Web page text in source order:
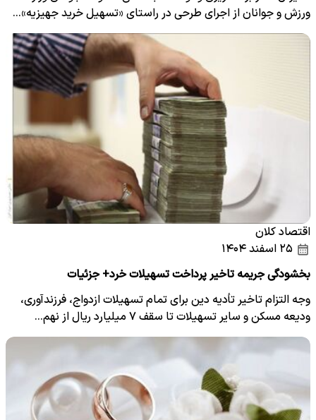
ورزش و جوانان از اجرای طرحی در راستای «تسهیل خرید جهیزیه»…
اقتصاد کلان
بخشودگی جریمه تاخیر پرداخت تسهیلات خرد+ جزئیات
وجه التزام تاخیر تأدیه دین برای تمام تسهیلات ازدواج، فرزندآوری،
ودیعه مسکن و سایر تسهیلات تا سقف ۷ میلیارد ریال از نهم…